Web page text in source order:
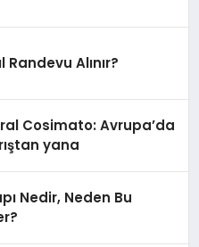
Randevu Alınır?
Cosimato: Avrupa’da
yana
Nedir, Neden Bu